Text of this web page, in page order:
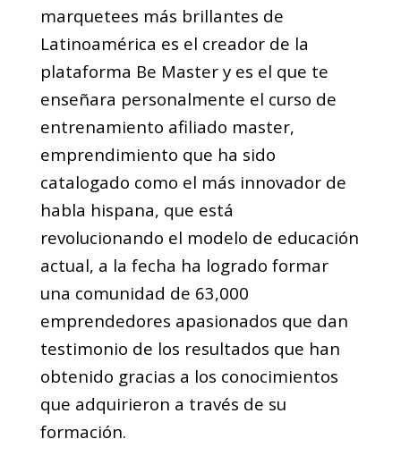
marquetees más brillantes de
Latinoamérica es el creador de la
plataforma Be Master y es el que te
enseñara personalmente el curso de
entrenamiento afiliado master,
emprendimiento que ha sido
catalogado como el más innovador de
habla hispana, que está
revolucionando el modelo de educación
actual, a la fecha ha logrado formar
una comunidad de 63,000
emprendedores apasionados que dan
testimonio de los resultados que han
obtenido gracias a los conocimientos
que adquirieron a través de su
formación.